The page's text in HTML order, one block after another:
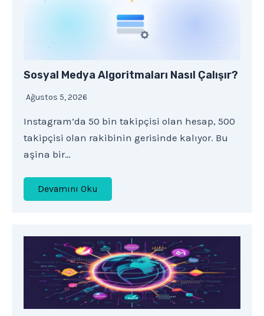
Sosyal Medya Algoritmaları Nasıl Çalışır?
Ağustos 5, 2026
Instagram’da 50 bin takipçisi olan hesap, 500
takipçisi olan rakibinin gerisinde kalıyor. Bu
aşina bir…
Devamını Oku